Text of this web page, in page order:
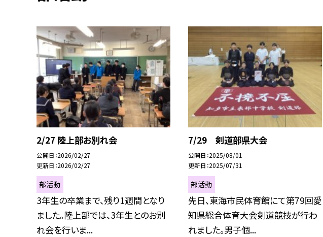
2/27 陸上部お別れ会
公開日 2026/02/27
更新日 2026/02/27
部活動
3年生の卒業まで、残り1週間となり
ました。陸上部では、3年生とのお別
れ会を行いま...
7/29 剣道部県大会
公開日 2025/08/01
更新日 2025/07/31
部活動
先日、東海市民体育館にて第79回愛
知県総合体育大会剣道競技が行わ
れました。男子個...